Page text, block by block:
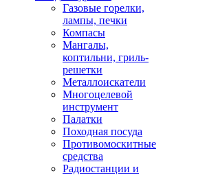
Газовые горелки,
лампы, печки
Компасы
Мангалы,
коптильни, гриль-
решетки
Металлоискатели
Многоцелевой
инструмент
Палатки
Походная посуда
Противомоскитные
средства
Радиостанции и